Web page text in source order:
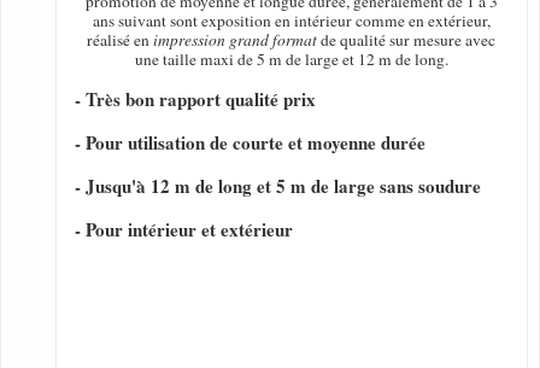
ans suivant sont exposition en intérieur comme en extérieur,
réalisé enimpression grand formatde qualité sur mesure avec
une taille maxi de 5 m de large et 12 m de long.
- Très bon rapport qualité prix
- Pour utilisation de courte et moyenne durée
- Jusqu'à 12 m de long et 5 m de large sans soudure
- Pour intérieur et extérieur